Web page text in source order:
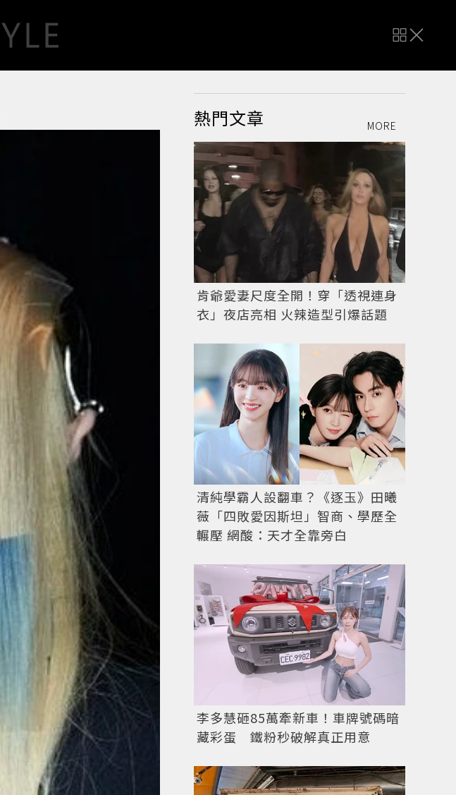
熱門文章 MORE
肯爺愛妻尺度全開！穿「透視連身
衣」夜店亮相 火辣造型引爆話題
清純學霸人設翻車？《逐玉》田曦
薇「四敗愛因斯坦」智商、學歷全
輾壓 網酸：天才全靠旁白
李多慧砸85萬牽新車！車牌號碼暗
藏彩蛋 鐵粉秒破解真正用意